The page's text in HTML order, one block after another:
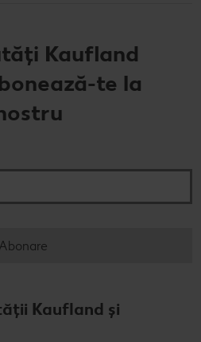
Kaufland
te la
Abonare
Kaufland și